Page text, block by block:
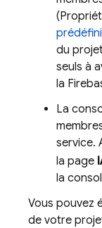
du
seuls à
la
La
service.
la page
la
Vous pouvez
de votre